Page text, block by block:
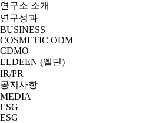
연구소 소개
연구성과
BUSINESS
COSMETIC ODM
CDMO
ELDEEN (엘딘)
IR/PR
공지사항
MEDIA
ESG
ESG